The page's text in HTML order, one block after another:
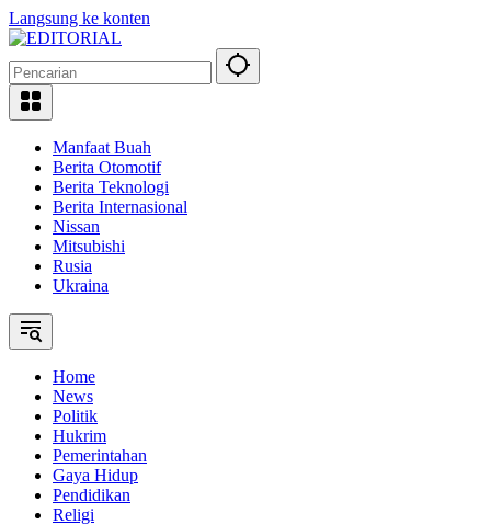
Langsung ke konten
Manfaat Buah
Berita Otomotif
Berita Teknologi
Berita Internasional
Nissan
Mitsubishi
Rusia
Ukraina
Home
News
Politik
Hukrim
Pemerintahan
Gaya Hidup
Pendidikan
Religi